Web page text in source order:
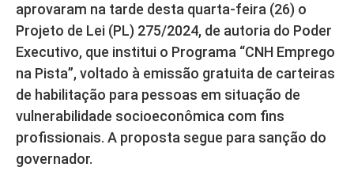
aprovaram na tarde desta quarta-feira (26) o
Projeto de Lei (PL) 275/2024, de autoria do Poder
Executivo, que institui o Programa “CNH Emprego
na Pista”, voltado à emissão gratuita de carteiras
de habilitação para pessoas em situação de
vulnerabilidade socioeconômica com fins
profissionais. A proposta segue para sanção do
governador.